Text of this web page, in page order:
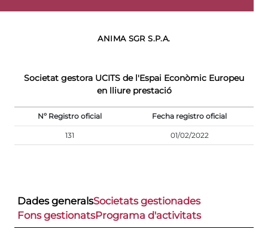
ANIMA SGR S.P.A.
Societat gestora UCITS de l'Espai Econòmic Europeu
en lliure prestació
Nº Registro oficial Fecha registro oficial
131 01/02/2022
Dades generalsSocietats gestionades
Fons gestionatsPrograma d'activitats